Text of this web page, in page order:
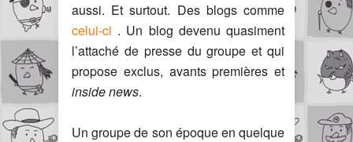
aussi. Et surtout. Des blogs comme
celui-ci . Un blog devenu quasiment
l’attaché de presse du groupe et qui
propose exclus, avants premières et
inside news.
Un groupe de son époque en quelque